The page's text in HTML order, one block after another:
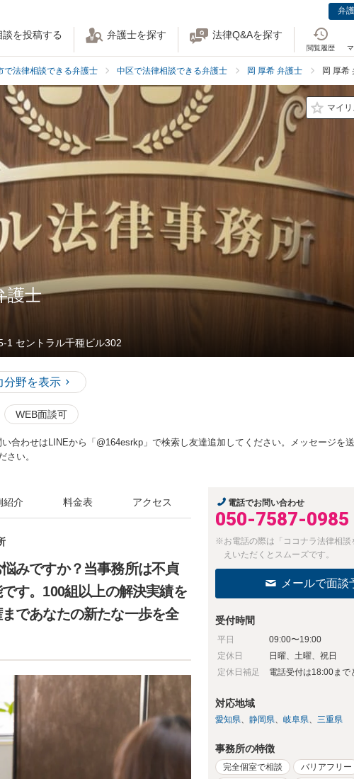
弁
談を投稿する 弁護士を探す 法律Q&Aを探す
閲覧履歴
で法律相談できる弁護士 中区で法律相談できる弁護士 岡 厚希 弁護士 岡 厚希
マイ
護士
1 セントラル千種ビル302
分野を表示
WEB面談可
合わせはLINEから「@164esrkp」で検索し友達追加してください。メッセージを
さい。
紹介 料金表 アクセス
みですか？当事務所は不貞
す。100組以上の解決実績を
であなたの新たな一歩を全
電話でお問い合わせ
050-7587-0985
※お電話の際は「ココナラ法律相談
えいただくとスムーズです。
メールで面談
受付時間
平日
09:00〜19:00
定休日
日曜、土曜、祝日
定休日補足
電話受付は18:00まで
対応地域
愛知県 静岡県 岐阜県 三重県
事務所の特徴
完全個室で相談
バリアフリー